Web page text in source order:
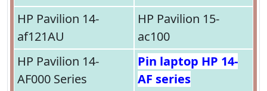
HP Pavilion 14-
af121AU
HP Pavilion 15-
ac100
HP Pavilion 14-
AF000 Series
Pin laptop HP 14-
AF series